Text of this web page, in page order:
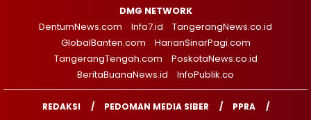
DMG NETWORK
DentumNews.com
Info7.id
TangerangNews.co.id
GlobalBanten.com
HarianSinarPagi.com
TangerangTengah.com
PoskotaNews.co.id
BeritaBuanaNews.id
InfoPublik.co
REDAKSI PEDOMAN MEDIA SIBER PPRA